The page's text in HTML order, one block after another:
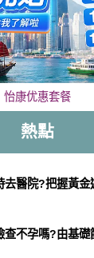
怡康优惠套餐
熱點
去醫院?把握黃金
查不孕嗎?由基礎